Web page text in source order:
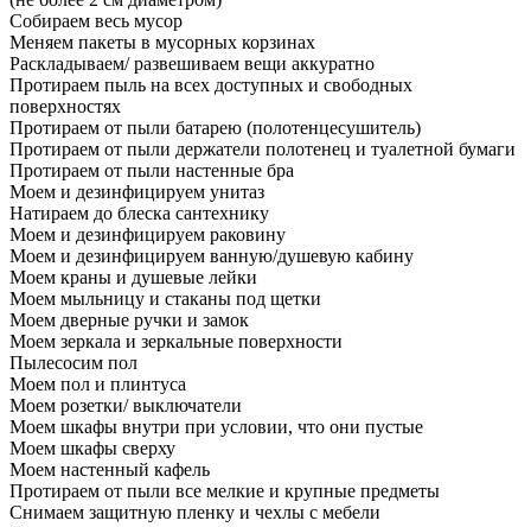
Собираем весь мусор
Меняем пакеты в мусорных корзинах
Раскладываем/ развешиваем вещи аккуратно
Протираем пыль на всех доступных и свободных
поверхностях
Протираем от пыли батарею (полотенцесушитель)
Протираем от пыли держатели полотенец и туалетной бумаги
Протираем от пыли настенные бра
Моем и дезинфицируем унитаз
Натираем до блеска сантехнику
Моем и дезинфицируем раковину
Моем и дезинфицируем ванную/душевую кабину
Моем краны и душевые лейки
Моем мыльницу и стаканы под щетки
Моем дверные ручки и замок
Моем зеркала и зеркальные поверхности
Пылесосим пол
Моем пол и плинтуса
Моем розетки/ выключатели
Моем шкафы внутри при условии, что они пустые
Моем шкафы сверху
Моем настенный кафель
Протираем от пыли все мелкие и крупные предметы
Снимаем защитную пленку и чехлы с мебели